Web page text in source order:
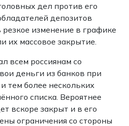
дел против его
депозитов
изменение в графике
их массовое закрытие.
всем россиянам со
деньги из банков при
тем более нескольких
списка. Вероятнее
вскоре закрыт и в его
ограничения со стороны